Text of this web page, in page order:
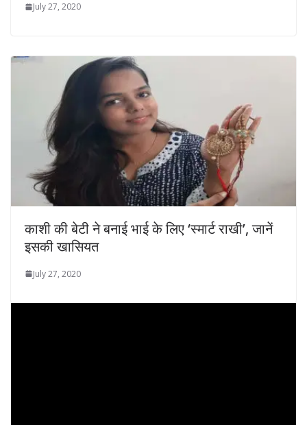
July 27, 2020
काशी की बेटी ने बनाई भाई के लिए ‘स्मार्ट राखी’, जानें
इसकी खासियत
July 27, 2020